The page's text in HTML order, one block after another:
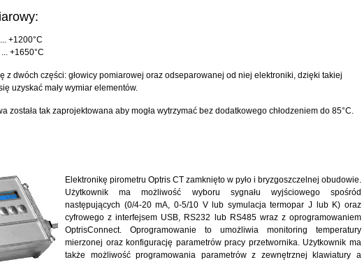
+1200°C
+1650°C
z dwóch części: głowicy pomiarowej oraz odseparowanej od niej elektroniki, dzięki takiej
uzyskać mały wymiar elementów.
została tak zaprojektowana aby mogła wytrzymać bez dodatkowego chłodzeniem do 85°C.
Elektronikę pirometru Optris CT zamknięto w pyło i bryzgoszczelnej obudowie.
Użytkownik ma możliwość wyboru sygnału wyjściowego spośród
następujących (0/4-20 mA, 0-5/10 V lub symulacja termopar J lub K) oraz
cyfrowego z interfejsem USB, RS232 lub RS485 wraz z oprogramowaniem
OptrisConnect. Oprogramowanie to umożliwia monitoring temperatury
mierzonej oraz konfigurację parametrów pracy przetwornika. Użytkownik ma
także możliwość programowania parametrów z zewnętrznej klawiatury a